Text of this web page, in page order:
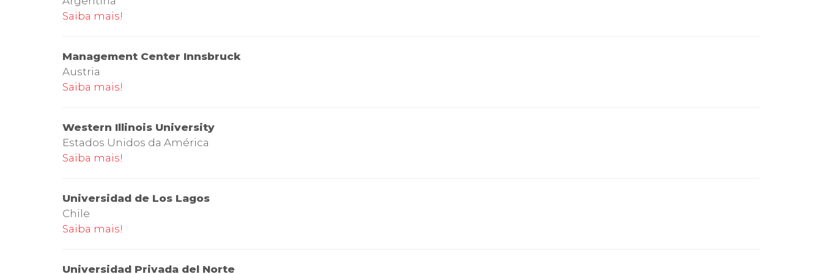
Saiba mais!
Management Center Innsbruck
Austria
Saiba mais!
Western Illinois University
Estados Unidos da América
Saiba mais!
Universidad de Los Lagos
Chile
Saiba mais!
Universidad Privada del Norte